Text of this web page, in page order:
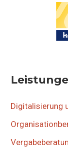
Digitalisierung